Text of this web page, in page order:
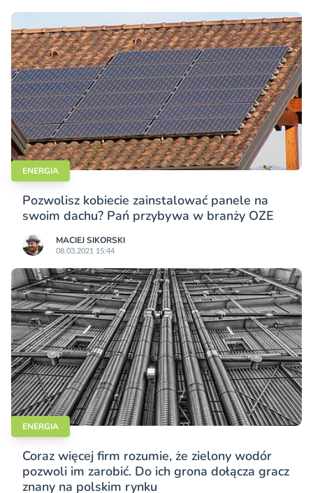
ENERGIA
Pozwolisz kobiecie zainstalować panele na
swoim dachu? Pań przybywa w branży OZE
MACIEJ SIKORSKI
08.03.2021 15:44
ENERGIA
Coraz więcej firm rozumie, że zielony wodór
pozwoli im zarobić. Do ich grona dołącza gracz
znany na polskim rynku